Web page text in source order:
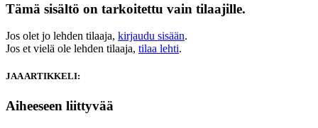
Tämä sisältö on tarkoitettu vain tilaajille.
Jos olet jo lehden tilaaja, kirjaudu sisään.
Jos et vielä ole lehden tilaaja, tilaa lehti.
JAA ARTIKKELI:
Aiheeseen liittyvää